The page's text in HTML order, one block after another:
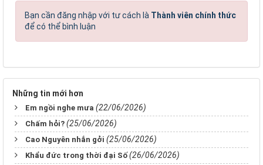
Bạn cần đăng nhập với tư cách là Thành viên chính thức
để có thể bình luận
Những tin mới hơn
Em ngồi nghe mưa (22/06/2026)
Chấm hỏi? (25/06/2026)
Cao Nguyên nhắn gởi (25/06/2026)
Khẩu đức trong thời đại Số (26/06/2026)